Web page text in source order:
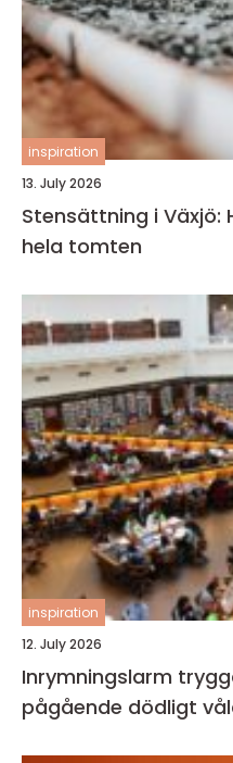
inspiration
13. July 2026
Stensättning i
hela tomten
inspiration
12. July 2026
Inrymningslarm tryggare miljö vid hot och
pågående dödligt